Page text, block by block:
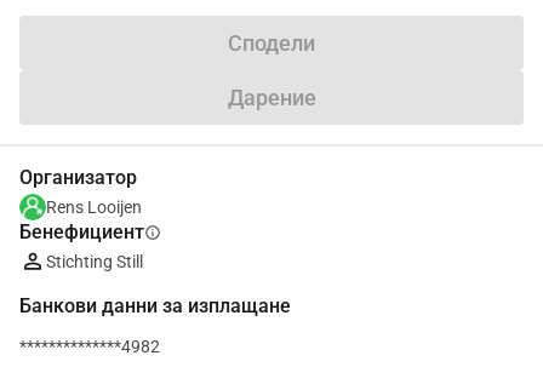
Сподели
Дарение
Организатор
Rens Looijen
Бенефициентinfo
Stichting Still
Банкови данни за изплащане
**************4982